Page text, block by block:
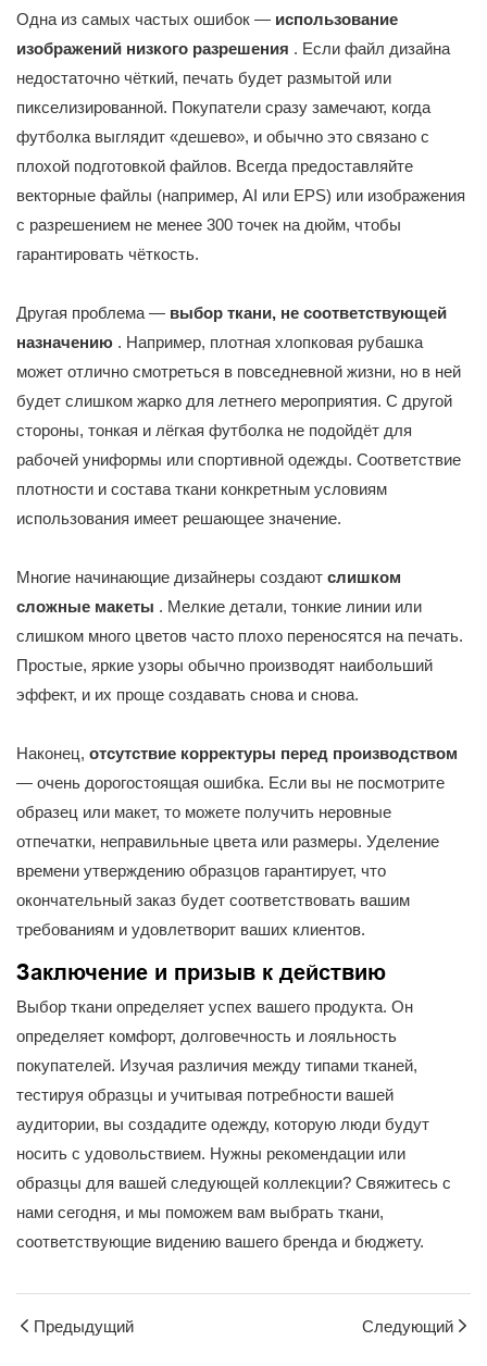
Одна из самых частых ошибок — использование
изображений низкого разрешения . Если файл дизайна
недостаточно чёткий, печать будет размытой или
пикселизированной. Покупатели сразу замечают, когда
футболка выглядит «дешево», и обычно это связано с
плохой подготовкой файлов. Всегда предоставляйте
векторные файлы (например, AI или EPS) или изображения
с разрешением не менее 300 точек на дюйм, чтобы
гарантировать чёткость.
Другая проблема — выбор ткани, не соответствующей
назначению . Например, плотная хлопковая рубашка
может отлично смотреться в повседневной жизни, но в ней
будет слишком жарко для летнего мероприятия. С другой
стороны, тонкая и лёгкая футболка не подойдёт для
рабочей униформы или спортивной одежды. Соответствие
плотности и состава ткани конкретным условиям
использования имеет решающее значение.
Многие начинающие дизайнеры создают слишком
сложные макеты . Мелкие детали, тонкие линии или
слишком много цветов часто плохо переносятся на печать.
Простые, яркие узоры обычно производят наибольший
эффект, и их проще создавать снова и снова.
Наконец, отсутствие корректуры перед производством
— очень дорогостоящая ошибка. Если вы не посмотрите
образец или макет, то можете получить неровные
отпечатки, неправильные цвета или размеры. Уделение
времени утверждению образцов гарантирует, что
окончательный заказ будет соответствовать вашим
требованиям и удовлетворит ваших клиентов.
Заключение и призыв к действию
Выбор ткани определяет успех вашего продукта. Он
определяет комфорт, долговечность и лояльность
покупателей. Изучая различия между типами тканей,
тестируя образцы и учитывая потребности вашей
аудитории, вы создадите одежду, которую люди будут
носить с удовольствием. Нужны рекомендации или
образцы для вашей следующей коллекции? Свяжитесь с
нами сегодня, и мы поможем вам выбрать ткани,
соответствующие видению вашего бренда и бюджету.
Предыдущий Следующий